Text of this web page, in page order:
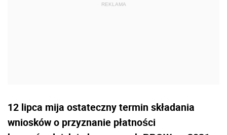
12 lipca mija ostateczny termin składania
wniosków o przyznanie płatności